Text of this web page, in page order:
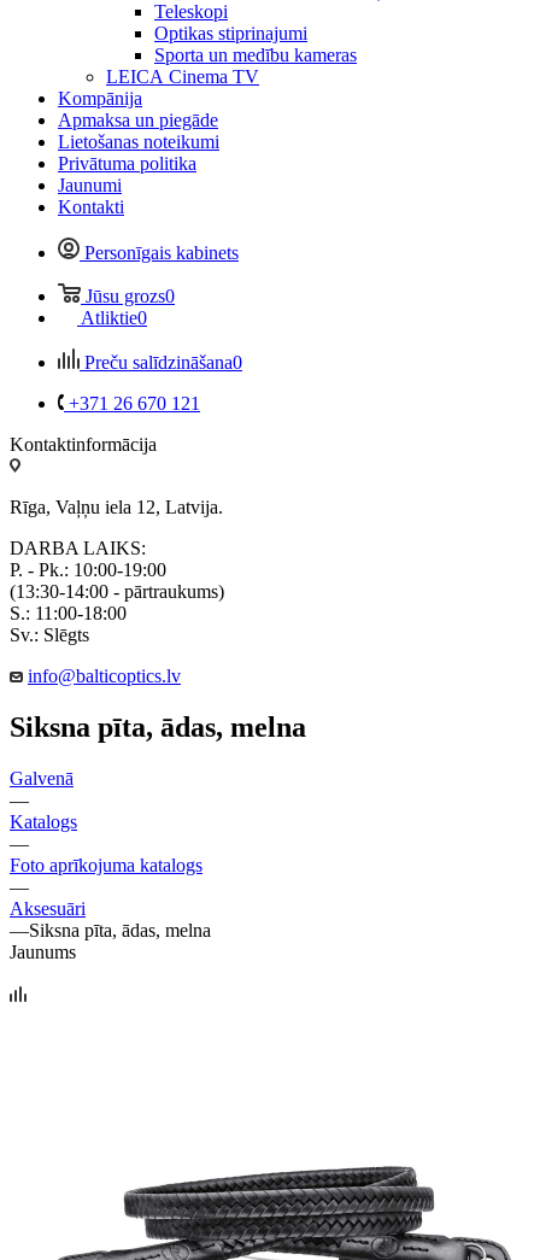
Teleskopi
Optikas stiprinajumi
Sporta un medību kameras
LEICA Cinema TV
Kompānija
Apmaksa un piegāde
Lietošanas noteikumi
Privātuma politika
Jaunumi
Kontakti
Personīgais kabinets
Jūsu grozs0
Atliktie0
Preču salīdzināšana0
+371 26 670 121
Kontaktinformācija
Rīga, Vaļņu iela 12, Latvija.
DARBA LAIKS:
P. - Pk.: 10:00-19:00
(13:30-14:00 - pārtraukums)
S.: 11:00-18:00
Sv.: Slēgts
info@balticoptics.lv
Siksna pīta, ādas, melna
Galvenā
—
Katalogs
—
Foto aprīkojuma katalogs
—
Aksesuāri
—Siksna pīta, ādas, melna
Jaunums